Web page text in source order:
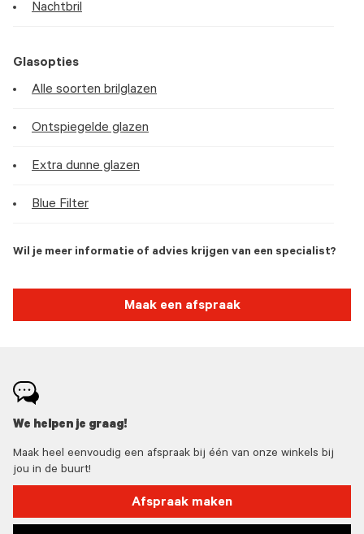
Nachtbril
Glasopties
Alle soorten brilglazen
Ontspiegelde glazen
Extra dunne glazen
Blue Filter
Wil je meer informatie of advies krijgen van een specialist?
Maak een afspraak
We helpen je graag!
Maak heel eenvoudig een afspraak bij één van onze winkels bij
jou in de buurt!
Afspraak maken